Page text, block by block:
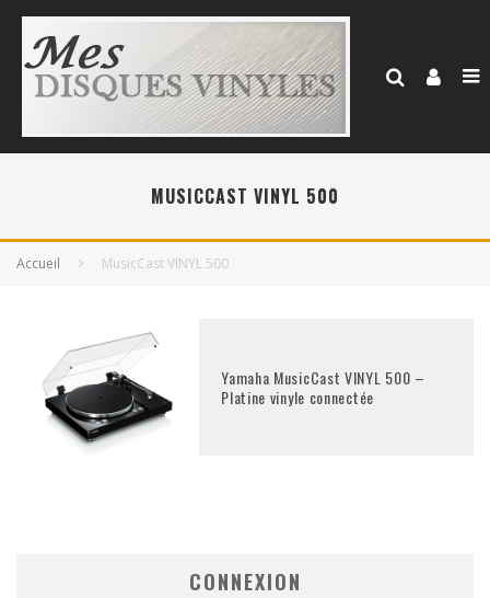
MUSICCAST VINYL 500
Accueil MusicCast VINYL 500
Yamaha MusicCast VINYL 500 –
Platine vinyle connectée
CONNEXION